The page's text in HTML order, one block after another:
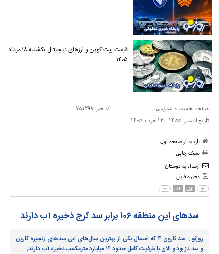
قیمت بیت کوین و ارز‌های دیجیتال یکشنبه ۱۸ مرداد
۱۴۰۵
صفحه نخست » عمومی کد خبر: ۷۵۱۲۹۸
تاریخ انتشار: ۱۴:۵۵ - ۱۲ خرداد ۱۴۰۵
بازدید از صفحه اول
نسخه چاپی
ارسال به دوستان
ذخیره فایل
الف الف
سدهای این منطقه ۱۰۶ برابر سد کرج ذخیره آب دارند
روزنو :
سد کارون ۴ که امسال یکی از بهترین سال‌های آبی سدهای زنجیره کارون
و سد دز بود و الان با ظرفیت کامل حدود ۱۴ میلیارد مترمکعب ذخیره آب دارند.